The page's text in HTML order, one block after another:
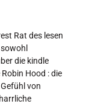
Rat des lesen
die kindle
Hood : die
von